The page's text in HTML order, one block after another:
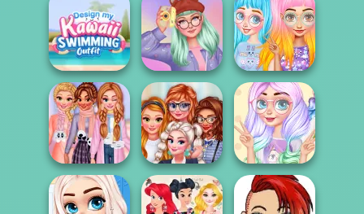
K-Pop Star
Insta Girls
Babycore
Fashion
Design My Kawaii
Swimming
Outf...
My Sweet Kawaii
Look
Princess Culture
of Cuteness
Princesses